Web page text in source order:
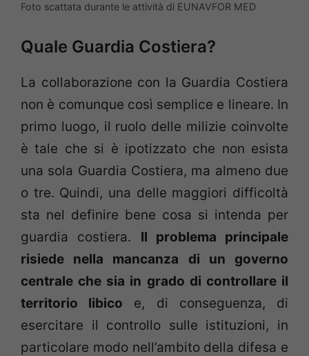
Foto scattata durante le attività di EUNAVFOR MED
Quale Guardia Costiera?
La collaborazione con la Guardia Costiera
non è comunque così semplice e lineare. In
primo luogo, il ruolo delle milizie coinvolte
è tale che si è ipotizzato che non esista
una sola Guardia Costiera, ma almeno due
o tre. Quindi, una delle maggiori difficoltà
sta nel definire bene cosa si intenda per
guardia costiera. Il problema principale
risiede nella mancanza di un governo
centrale che sia in grado di controllare il
territorio libico e, di conseguenza, di
esercitare il controllo sulle istituzioni, in
particolare modo nell’ambito della difesa e